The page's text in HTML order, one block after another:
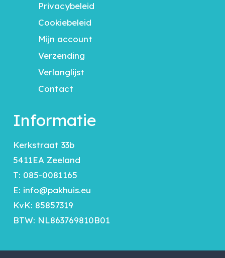
Privacybeleid
Cookiebeleid
Mijn account
Verzending
Verlanglijst
Contact
Informatie
Kerkstraat 33b
5411EA Zeeland
T: 085-0081165
E: info@pakhuis.eu
KvK: 85857319
BTW: NL863769810B01